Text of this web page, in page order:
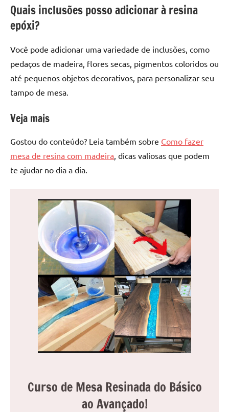
Quais inclusões posso adicionar à resina
epóxi?
Você pode adicionar uma variedade de inclusões, como
pedaços de madeira, flores secas, pigmentos coloridos ou
até pequenos objetos decorativos, para personalizar seu
tampo de mesa.
Veja mais
Gostou do conteúdo? Leia também sobre Como fazer
mesa de resina com madeira , dicas valiosas que podem
te ajudar no dia a dia.
Curso de Mesa Resinada do Básico
ao Avançado!